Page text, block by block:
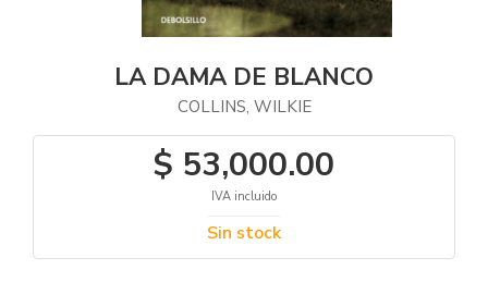
LA DAMA DE BLANCO
COLLINS, WILKIE
$ 53,000.00
IVA incluido
Sin stock